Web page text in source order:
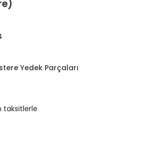
Yedek Parçaları
taksitlerle